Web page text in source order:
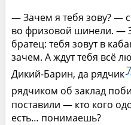
— Зачем я тебя зову? —
во фризовой шинели. —
братец: тебя зовут в
зачем. А ждут тебя всё
Дикий-Барин, да рядчик7
рядчиком об заклад
поставили — кто кого
есть… понимаешь?